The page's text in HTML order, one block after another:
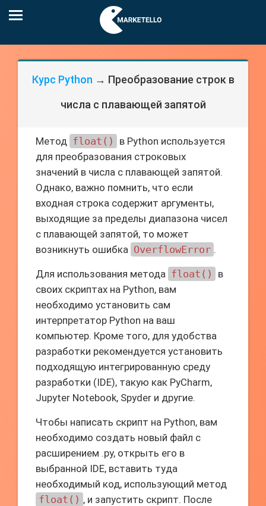
Курс Python → Преобразование строк в
числа с плавающей запятой
Метод float()
в Python используется
для преобразования строковых
значений в числа с плавающей запятой.
Однако, важно помнить, что если
входная строка содержит аргументы,
выходящие за пределы диапазона чисел
с плавающей запятой, то может
возникнуть ошибка OverflowError .
Для использования метода float()
в
своих скриптах на Python, вам
необходимо установить сам
интерпретатор Python на ваш
компьютер. Кроме того, для удобства
разработки рекомендуется установить
подходящую интегрированную среду
разработки (IDE), такую как PyCharm,
Jupyter Notebook, Spyder и другие.
Чтобы написать скрипт на Python, вам
необходимо создать новый файл с
расширением .py, открыть его в
выбранной IDE, вставить туда
необходимый код, использующий метод
float() , и запустить скрипт. После